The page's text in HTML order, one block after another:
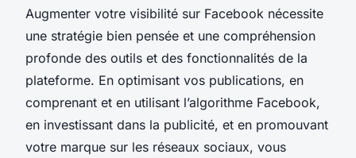
Augmenter votre visibilité sur Facebook nécessite
une stratégie bien pensée et une compréhension
profonde des outils et des fonctionnalités de la
plateforme. En optimisant vos publications, en
comprenant et en utilisant l’algorithme Facebook,
en investissant dans la publicité, et en promouvant
votre marque sur les réseaux sociaux, vous